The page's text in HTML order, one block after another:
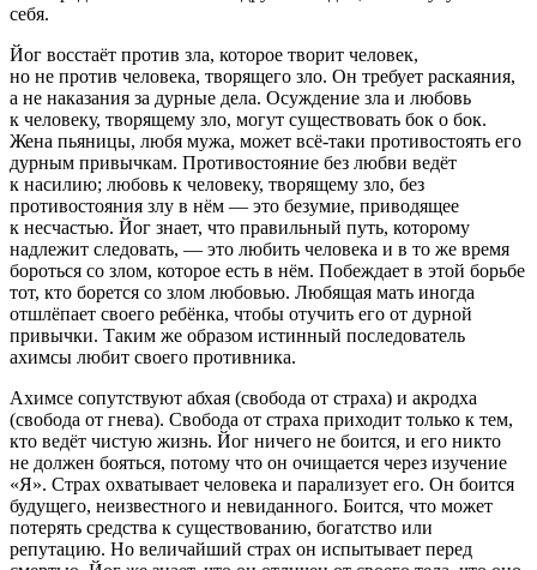
себя.
Йог восстаёт против зла, которое творит человек,
но не против человека, творящего зло. Он требует раскаяния,
а не наказания за дурные дела. Осуждение зла и любовь
к человеку, творящему зло, могут существовать бок о бок.
Жена пьяницы, любя мужа, может всё-таки противостоять его
дурным привычкам. Противостояние без любви ведёт
к насилию; любовь к человеку, творящему зло, без
противостояния злу в нём — это безумие, приводящее
к несчастью. Йог знает, что правильный путь, которому
надлежит следовать, — это любить человека и в то же время
бороться со злом, которое есть в нём. Побеждает в этой борьбе
тот, кто борется со злом любовью. Любящая мать иногда
отшлёпает своего ребёнка, чтобы отучить его от дурной
привычки. Таким же образом истинный последователь
ахимсы любит своего противника.
Ахимсе сопутствуют абхая (свобода от страха) и акродха
(свобода от гнева). Свобода от страха приходит только к тем,
кто ведёт чистую жизнь. Йог ничего не боится, и его никто
не должен бояться, потому что он очищается через изучение
«Я». Страх охватывает человека и парализует его. Он боится
будущего, неизвестного и невиданного. Боится, что может
потерять средства к существованию, богатство или
репутацию. Но величайший страх он испытывает перед